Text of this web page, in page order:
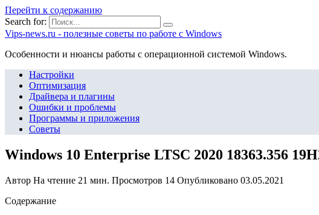
Перейти к содержанию
Search for:
Vips-news.ru - полезные советы по работе с Windows
Особенности и нюансы работы с операционной системой Windows.
Настройки
Оптимизация
Драйвера и плагины
Ошибки и проблемы
Программы и приложения
Советы
Windows 10 Enterprise LTSC 2020 18363.356
Автор На чтение 21 мин. Просмотров 14 Опубликовано 03.05.2021
Содержание